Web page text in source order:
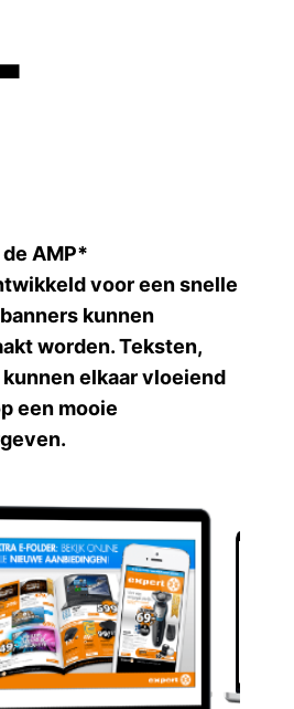
AMP*
voor een snelle
kunnen
worden. Teksten,
elkaar vloeiend
een mooie